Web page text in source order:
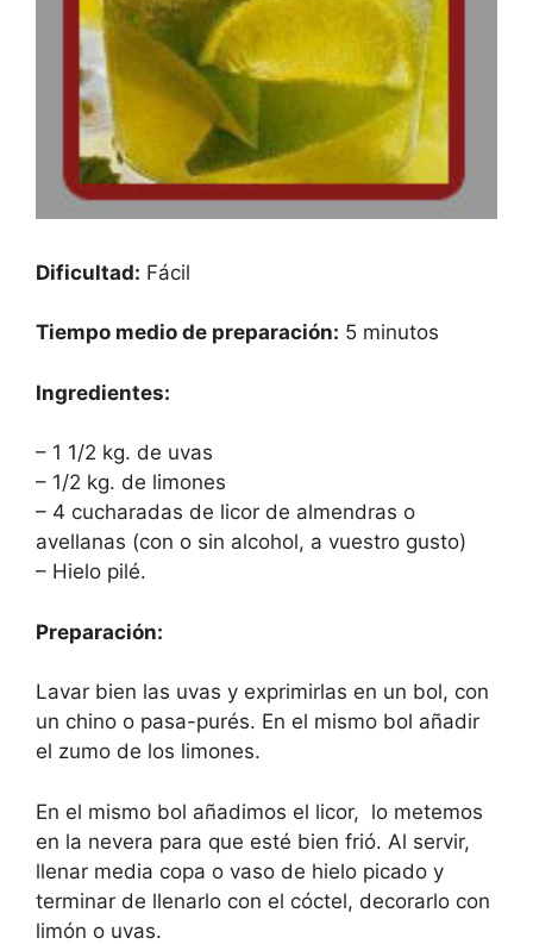
Dificultad: Fácil
Tiempo medio de preparación: 5 minutos
Ingredientes:
– 1 1/2 kg. de uvas
– 1/2 kg. de limones
– 4 cucharadas de licor de almendras o
avellanas (con o sin alcohol, a vuestro gusto)
– Hielo pilé.
Preparación:
Lavar bien las uvas y exprimirlas en un bol, con
un chino o pasa-purés. En el mismo bol añadir
el zumo de los limones.
En el mismo bol añadimos el licor, lo metemos
en la nevera para que esté bien frió. Al servir,
llenar media copa o vaso de hielo picado y
terminar de llenarlo con el cóctel, decorarlo con
limón o uvas.